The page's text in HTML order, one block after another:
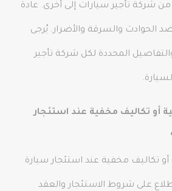
شركة تأجير سيارات إلى أخرى. عادةً
الحوادث والسرقة والأضرار. يُرجى
المحددة لكل شركة تأجير
أو تكاليف مخفية عند استئجار
تكاليف مخفية عند استئجار سيارة
على شروط الاستئجار والعقد